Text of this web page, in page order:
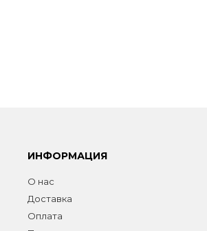
ИНФОРМАЦИЯ
О нас
Доставка
Оплата